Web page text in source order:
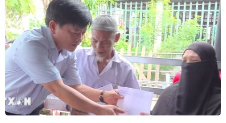
24/01/2024 01:16
Sau 30 năm phát động phong trào hiến máu nhân đạo,
đến nay cả nước có trên 21,3 triệu lượt người hiến máu,
hàng vạn cá nhân hiến máu tình nguyện tiêu biểu trên
30 lần, 50 lần thậm chí trên 100 lần.